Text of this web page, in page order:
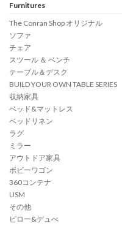
Furnitures
The Conran Shop オリジナル
ソファ
チェア
スツール ＆ ベンチ
テーブル＆デスク
BUILD YOUR OWN TABLE SERIES
収納家具
ベッド&マットレス
ベッドリネン
ラグ
ミラー
アウトドア家具
ボビーワゴン
360コンテナ
USM
その他
ピロー&デュべ